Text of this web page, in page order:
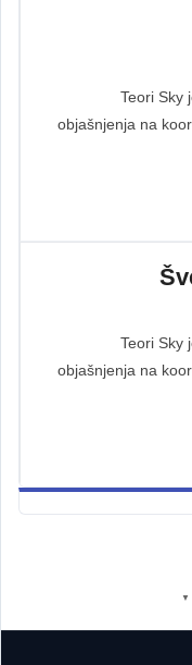
Teori Sky
objašnjenja na
Teori Sky
objašnjenja na
▼